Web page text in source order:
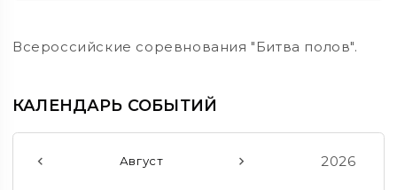
Всероссийские соревнования "Битва полов".
КАЛЕНДАРЬ СОБЫТИЙ
Август 2026